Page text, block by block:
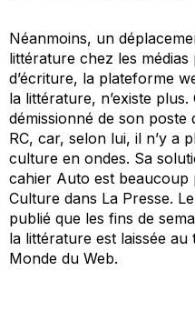
Néanmoins, un
littérature chez les
d’écriture, la plateforme
la littérature, n’existe
démissionné de son
RC, car, selon lui, il n’y a
culture en ondes. Sa
cahier Auto est beaucoup
Culture dans La Presse.
publié que les fins de
la littérature est laissée
Monde du Web.